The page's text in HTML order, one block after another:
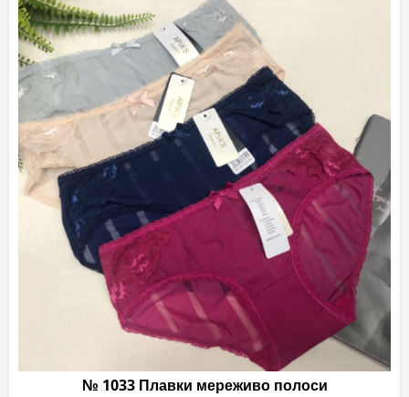
№ 1033 Плавки мереживо полоси